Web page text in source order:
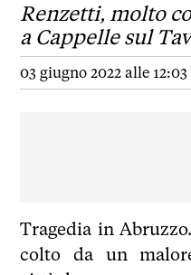
Renzetti, molto
a Cappelle sul
03 giugno 2022 alle 12:03
Tragedia in
colto da un